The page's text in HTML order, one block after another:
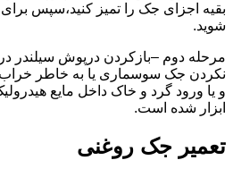
بقیه اجزای جک را تمیز کنید،سپس
شوید.
مرحله دوم –بازکردن درپوش سیلندر
نکردن جک سوسماری یا به خاطر
و یا ورود گرد و خاک داخل مایع
ابزار شده است.
تعمیر جک روغنی